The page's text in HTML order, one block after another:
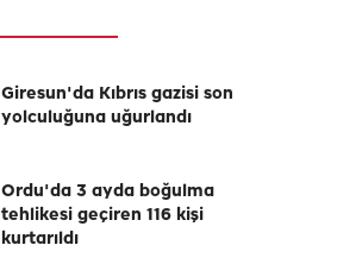
Giresun'da Kıbrıs gazisi son
yolculuğuna uğurlandı
Ordu'da 3 ayda boğulma
tehlikesi geçiren 116 kişi
kurtarıldı